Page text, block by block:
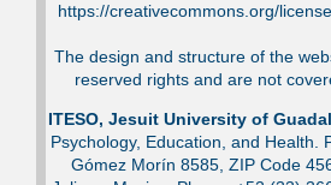
https://creativecommons.org/
The design and structure of the
reserved rights and are not
ITESO, Jesuit University of
Psychology, Education, and Health.
Gómez Morín 8585, ZIP Code